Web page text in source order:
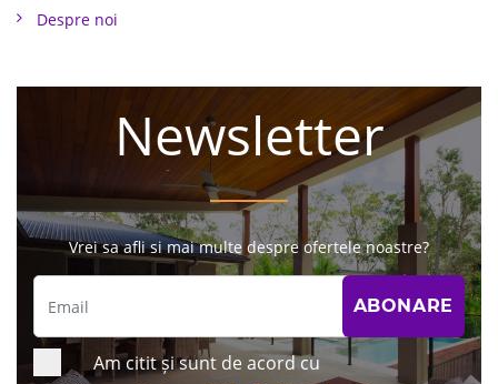
Despre noi
Newsletter
Vrei sa afli si mai multe despre ofertele noastre?
Am citit și sunt de acord cu